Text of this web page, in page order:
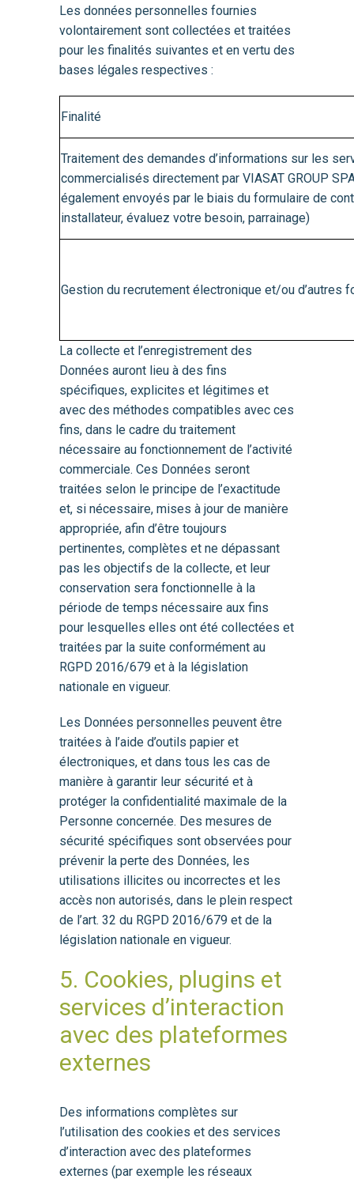
Les données personnelles fournies
volontairement sont collectées et traitées
pour les finalités suivantes et en vertu des
bases légales respectives :
Finalité
Traitement des demandes d’informations sur les
commercialisés directement par VIASAT GROUP
également envoyés par le biais du formulaire de
installateur, évaluez votre besoin, parrainage)
Gestion du recrutement électronique et/ou
La collecte et l’enregistrement des
Données auront lieu à des fins
spécifiques, explicites et légitimes et
avec des méthodes compatibles avec ces
fins, dans le cadre du traitement
nécessaire au fonctionnement de l’activité
commerciale. Ces Données seront
traitées selon le principe de l’exactitude
et, si nécessaire, mises à jour de manière
appropriée, afin d’être toujours
pertinentes, complètes et ne dépassant
pas les objectifs de la collecte, et leur
conservation sera fonctionnelle à la
période de temps nécessaire aux fins
pour lesquelles elles ont été collectées et
traitées par la suite conformément au
RGPD 2016/679 et à la législation
nationale en vigueur.
Les Données personnelles peuvent être
traitées à l’aide d’outils papier et
électroniques, et dans tous les cas de
manière à garantir leur sécurité et à
protéger la confidentialité maximale de la
Personne concernée. Des mesures de
sécurité spécifiques sont observées pour
prévenir la perte des Données, les
utilisations illicites ou incorrectes et les
accès non autorisés, dans le plein respect
de l’art. 32 du RGPD 2016/679 et de la
législation nationale en vigueur.
5. Cookies, plugins et
services d’interaction
avec des plateformes
externes
Des informations complètes sur
l’utilisation des cookies et des services
d’interaction avec des plateformes
externes (par exemple les réseaux